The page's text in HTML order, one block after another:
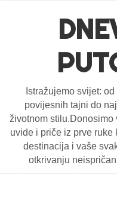
Istražujemo svijet:
povijesnih tajni do
životnom stilu.Donosimo
uvide i priče iz prve
destinacija i vaše
otkrivanju